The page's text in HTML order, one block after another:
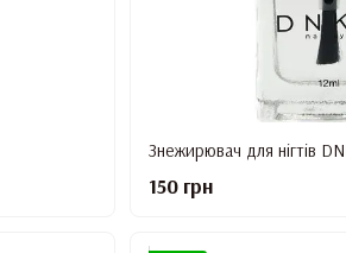
Знежирювач для нігтів
150 грн